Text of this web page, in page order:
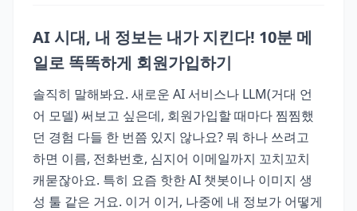
AI 시대, 내 정보는 내가 지킨다! 10분 메
일로 똑똑하게 회원가입하기
솔직히 말해봐요. 새로운 AI 서비스나 LLM(거대 언
어 모델) 써보고 싶은데, 회원가입할 때마다 찜찜했
던 경험 다들 한 번쯤 있지 않나요? 뭐 하나 쓰려고
하면 이름, 전화번호, 심지어 이메일까지 꼬치꼬치
캐묻잖아요. 특히 요즘 핫한 AI 챗봇이나 이미지 생
성 툴 같은 거요. 이거 이거, 나중에 내 정보가 어떻게